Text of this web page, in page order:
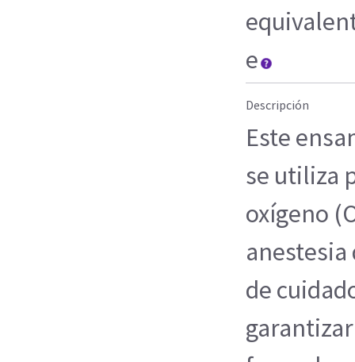
e
Descripción
Este
se utiliza
oxígeno
anestesia
de